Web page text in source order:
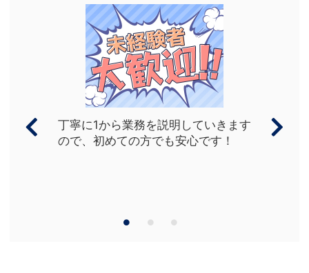
ていきます
です！
社員満足度に注力しており
えばバイトの方だと、